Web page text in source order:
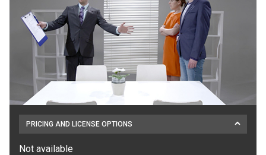
PRICING AND LICENSE OPTIONS
Not available